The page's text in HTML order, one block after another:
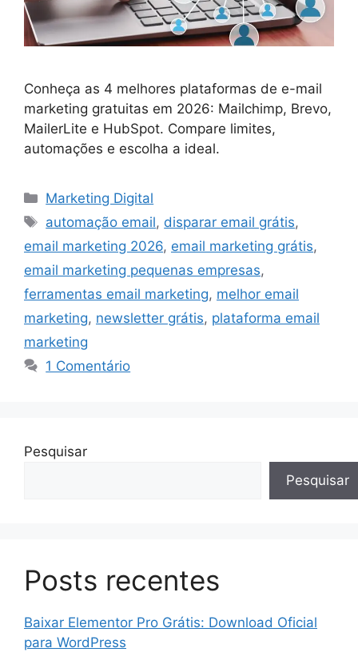
Conheça as 4 melhores plataformas de e-mail
marketing gratuitas em 2026: Mailchimp, Brevo,
MailerLite e HubSpot. Compare limites,
automações e escolha a ideal.
Categorias
Marketing Digital
Tags
automação email, disparar email grátis,
email marketing 2026, email marketing grátis,
email marketing pequenas empresas,
ferramentas email marketing, melhor email
marketing, newsletter grátis, plataforma email
marketing
1 Comentário
Pesquisar
Pesquisar
Posts recentes
Baixar Elementor Pro Grátis: Download Oficial
para WordPress